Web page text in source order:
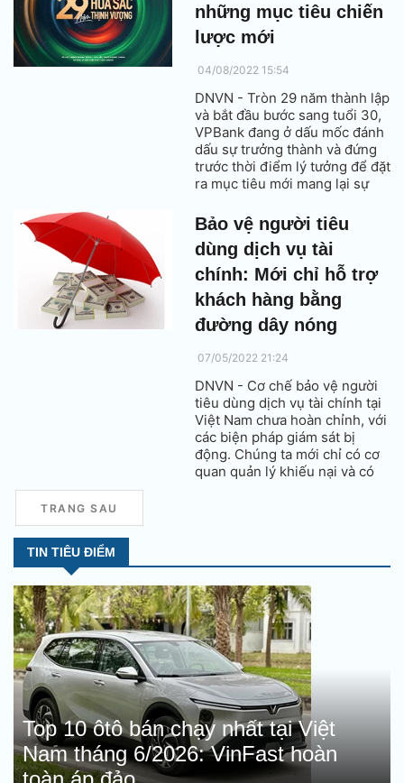
những mục tiêu chiến
lược mới
04/08/2022 15:54
DNVN - Tròn 29 năm thành lập
và bắt đầu bước sang tuổi 30,
VPBank đang ở dấu mốc đánh
dấu sự trưởng thành và đứng
trước thời điểm lý tưởng để đặt
ra mục tiêu mới mang lại sự
và xã hội.
Bảo vệ người tiêu
dùng dịch vụ tài
chính: Mới chỉ hỗ trợ
khách hàng bằng
đường dây nóng
07/05/2022 21:24
DNVN - Cơ chế bảo vệ người
tiêu dùng dịch vụ tài chính tại
Việt Nam chưa hoàn chỉnh, với
các biện pháp giám sát bị
động. Chúng ta mới chỉ có cơ
quan quản lý khiếu nại và có
TRANG SAU
TIN TIÊU ĐIỂM
Top 10 ôtô bán chạy nhất tại Việt
Nam tháng 6/2026: VinFast hoàn